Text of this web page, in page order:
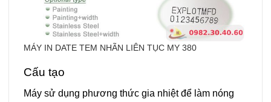
MÁY IN DATE TEM NHÃN LIÊN TỤC MY 380
Cấu tạo
Máy sử dụng phương thức gia nhiệt để làm nóng